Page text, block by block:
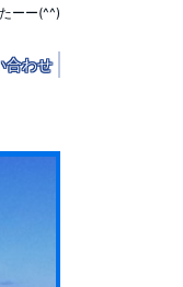
ーー(^^)
合わせ